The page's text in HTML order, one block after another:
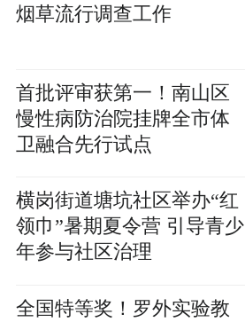
烟草流行调查工作
首批评审获第一！南山区
慢性病防治院挂牌全市体
卫融合先行试点
横岗街道塘坑社区举办“红
领巾”暑期夏令营 引导青少
年参与社区治理
全国特等奖！罗外实验教